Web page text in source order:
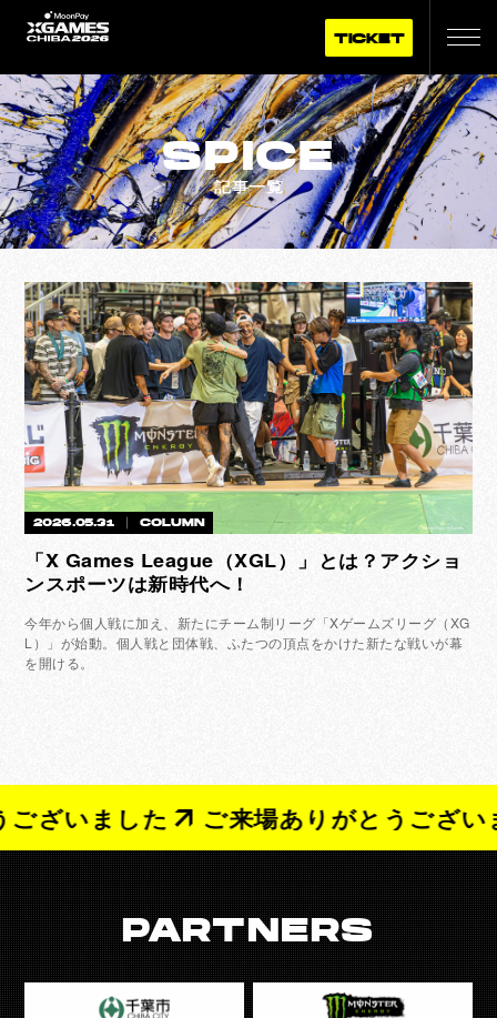
TICKET
SPICE
記事一覧
2026.05.31 COLUMN ©︎ Yoshiro Higai / X Games
「X Games League（XGL）」とは？アクショ
ンスポーツは新時代へ！
今年から個人戦に加え、新たにチーム制リーグ「Xゲームズリーグ（XG
L）」が始動。個人戦と団体戦、ふたつの頂点をかけた新たな戦いが幕
を開ける。
ざいました ご来場ありがとうござい
PARTNERS